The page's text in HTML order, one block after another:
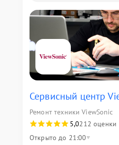
Сервисный центр
Ремонт техники ViewSonic
5,0212 оценки
Открыто до 21:00